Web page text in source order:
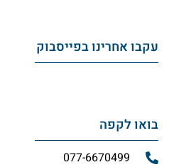
עקבו אחרינו בפייסבוק
בואו לקפה
077-6670499